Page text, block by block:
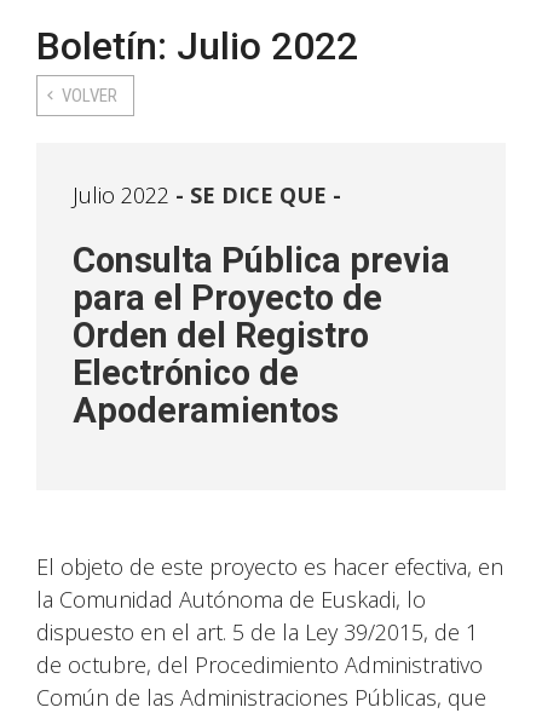
Boletín: Julio 2022
VOLVER
Julio 2022 SE DICE QUE -
Consulta Pública previa
para el Proyecto de
Orden del Registro
Electrónico de
Apoderamientos
El objeto de este proyecto es hacer efectiva, en
la Comunidad Autónoma de Euskadi, lo
dispuesto en el art. 5 de la Ley 39/2015, de 1
de octubre, del Procedimiento Administrativo
Común de las Administraciones Públicas, que